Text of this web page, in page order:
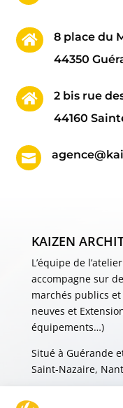

8 place du
44350

2 bis rue
44160

KAIZEN
L’équipe de
accompagne sur
marchés publics
neuves et
équipements…)
Situé à Guérande
Saint-Nazaire,